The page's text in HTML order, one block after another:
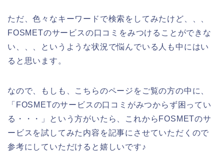
ただ、色々なキーワードで検索をしてみたけど、、、
FOSMETのサービスの口コミをみつけることができな
い、、、というような状況で悩んでいる人も中にはい
ると思います。
なので、もしも、こちらのページをご覧の方の中に、
「FOSMETのサービスの口コミがみつからず困ってい
る・・・」という方がいたら、これからFOSMETのサ
ービスを試してみた内容を記事にさせていただくので
参考にしていただけると嬉しいです♪